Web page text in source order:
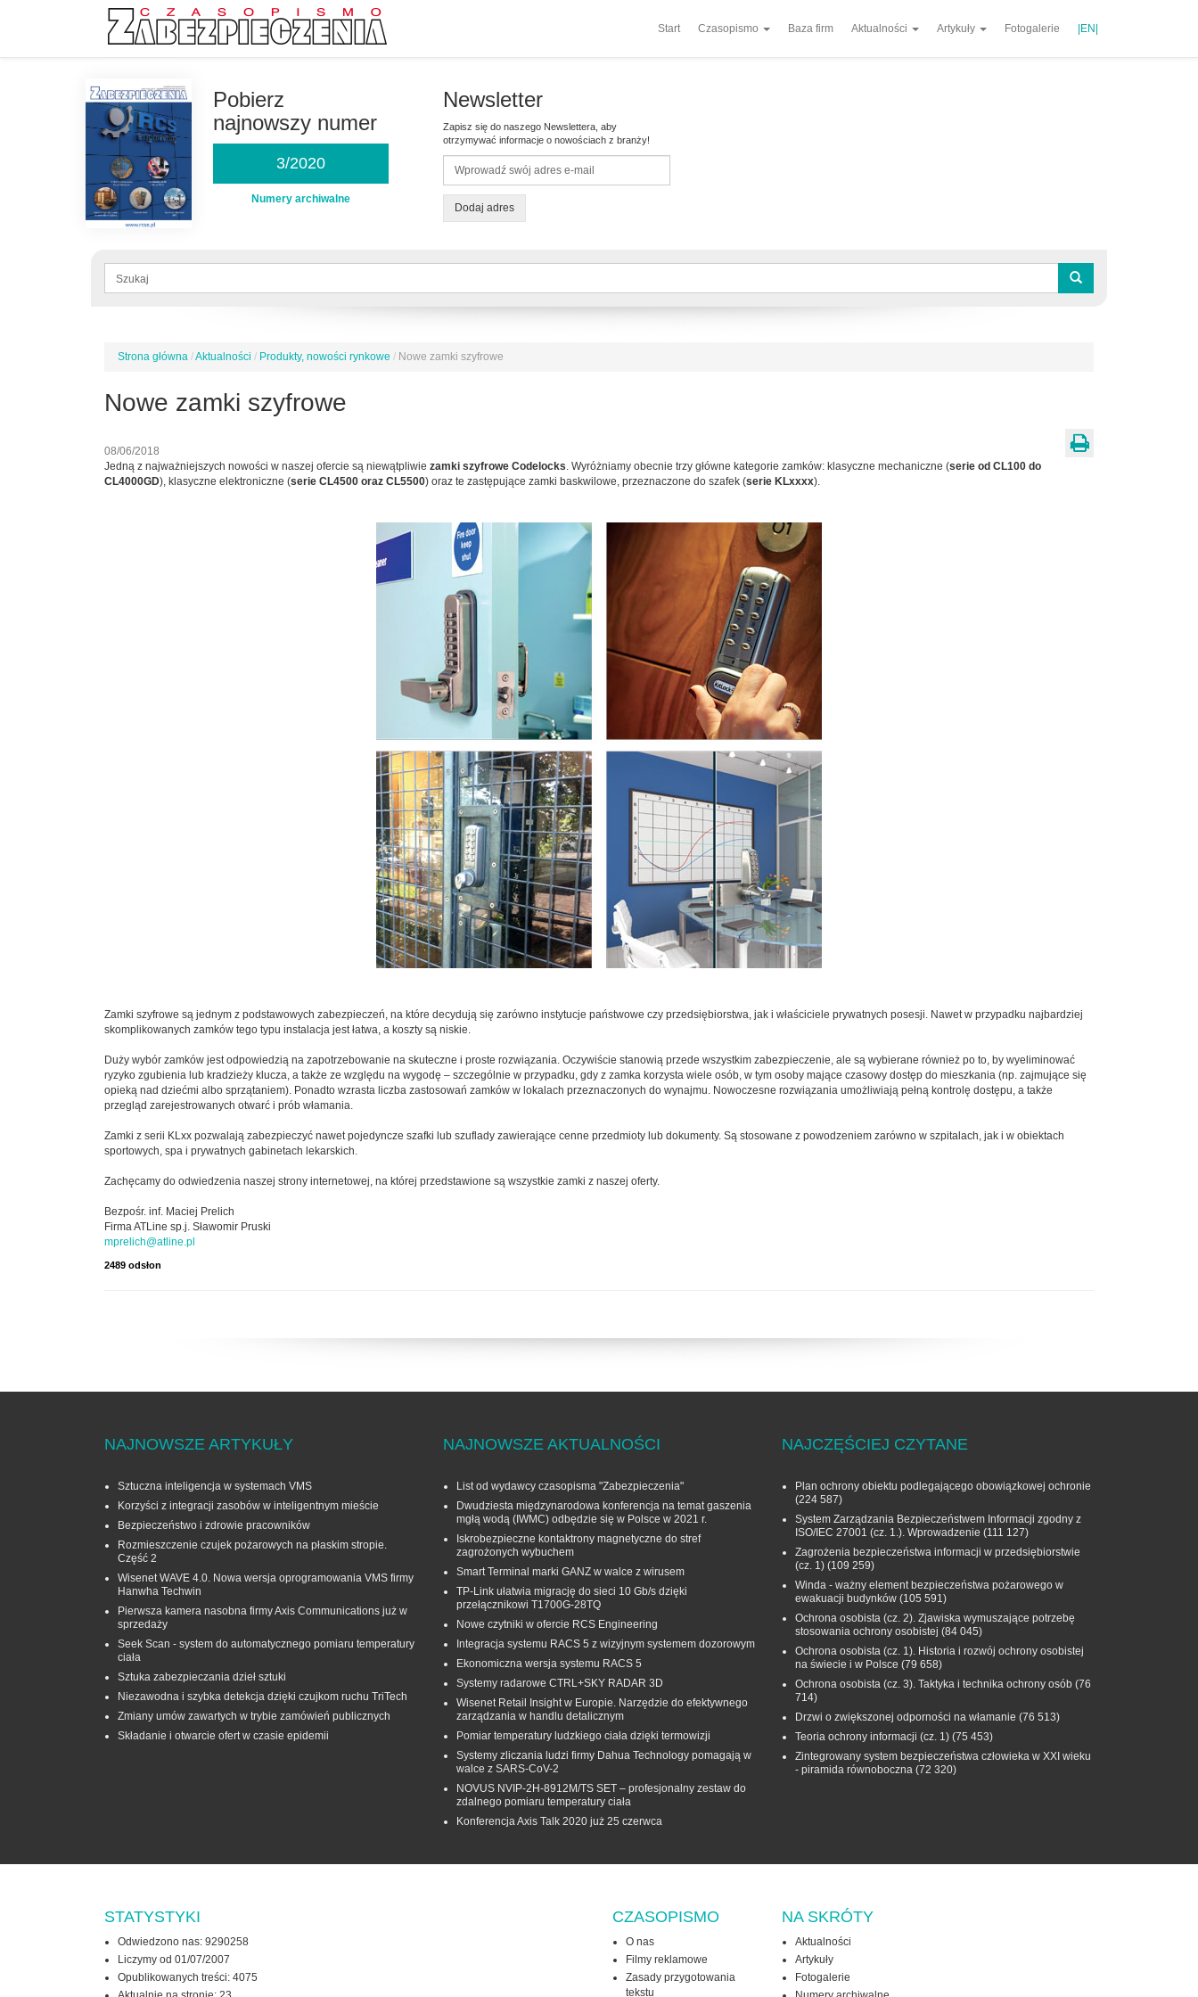
Start Czasopismo Baza firm Aktualności Artykuły Fotogalerie |EN|
Pobierz
najnowszy numer
3/2020
Numery archiwalne
Newsletter
Zapisz się do naszego Newslettera, aby
otrzymywać informacje o nowościach z branży!
Dodaj adres
Formularz
Jesteś
Strona główna /Aktualności / Produkty, nowości rynkowe / Nowe zamki szyfrowe
Nowe zamki szyfrowe
08/06/2018
Jedną z najważniejszych nowości w naszej ofercie są niewątpliwie zamki szyfrowe Codelocks. Wyróżniamy obecnie trzy główne kategorie zamków: klasyczne mechaniczne (serie od CL100 do
CL4000GD), klasyczne elektroniczne (serie CL4500 oraz CL5500) oraz te zastępujące zamki baskwilowe, przeznaczone do szafek (serie KLxxxx).
Zamki szyfrowe są jednym z podstawowych zabezpieczeń, na które decydują się zarówno instytucje państwowe czy przedsiębiorstwa, jak i właściciele prywatnych posesji. Nawet w przypadku najbardziej
skomplikowanych zamków tego typu instalacja jest łatwa, a koszty są niskie.
Duży wybór zamków jest odpowiedzią na zapotrzebowanie na skuteczne i proste rozwiązania. Oczywiście stanowią przede wszystkim zabezpieczenie, ale są wybierane również po to, by wyeliminować
ryzyko zgubienia lub kradzieży klucza, a także ze względu na wygodę – szczególnie w przypadku, gdy z zamka korzysta wiele osób, w tym osoby mające czasowy dostęp do mieszkania (np. zajmujące się
opieką nad dziećmi albo sprzątaniem). Ponadto wzrasta liczba zastosowań zamków w lokalach przeznaczonych do wynajmu. Nowoczesne rozwiązania umożliwiają pełną kontrolę dostępu, a także
przegląd zarejestrowanych otwarć i prób włamania.
Zamki z serii KLxx pozwalają zabezpieczyć nawet pojedyncze szafki lub szuflady zawierające cenne przedmioty lub dokumenty. Są stosowane z powodzeniem zarówno w szpitalach, jak i w obiektach
sportowych, spa i prywatnych gabinetach lekarskich.
Zachęcamy do odwiedzenia naszej strony internetowej, na której przedstawione są wszystkie zamki z naszej oferty.
Bezpośr. inf. Maciej Prelich
Firma ATLine sp.j. Sławomir Pruski
mprelich@atline.pl
2489 odsłon
NAJNOWSZE ARTYKUŁY
Sztuczna inteligencja w systemach VMS
Korzyści z integracji zasobów w inteligentnym mieście
Bezpieczeństwo i zdrowie pracowników
Rozmieszczenie czujek pożarowych na płaskim stropie.
Część 2
Wisenet WAVE 4.0. Nowa wersja oprogramowania VMS firmy
Hanwha Techwin
Pierwsza kamera nasobna firmy Axis Communications już w
sprzedaży
Seek Scan - system do automatycznego pomiaru temperatury
ciała
Sztuka zabezpieczania dzieł sztuki
Niezawodna i szybka detekcja dzięki czujkom ruchu TriTech
Zmiany umów zawartych w trybie zamówień publicznych
Składanie i otwarcie ofert w czasie epidemii
NAJNOWSZE AKTUALNOŚCI
List od wydawcy czasopisma "Zabezpieczenia"
Dwudziesta międzynarodowa konferencja na temat gaszenia
mgłą wodą (IWMC) odbędzie się w Polsce w 2021 r.
Iskrobezpieczne kontaktrony magnetyczne do stref
zagrożonych wybuchem
Smart Terminal marki GANZ w walce z wirusem
TP-Link ułatwia migrację do sieci 10 Gb/s dzięki
przełącznikowi T1700G‑28TQ
Nowe czytniki w ofercie RCS Engineering
Integracja systemu RACS 5 z wizyjnym systemem dozorowym
Ekonomiczna wersja systemu RACS 5
Systemy radarowe CTRL+SKY RADAR 3D
Wisenet Retail Insight w Europie. Narzędzie do efektywnego
zarządzania w handlu detalicznym
Pomiar temperatury ludzkiego ciała dzięki termowizji
Systemy zliczania ludzi firmy Dahua Technology pomagają w
walce z SARS-CoV-2
NOVUS NVIP-2H-8912M/TS SET – profesjonalny zestaw do
zdalnego pomiaru temperatury ciała
Konferencja Axis Talk 2020 już 25 czerwca
NAJCZĘŚCIEJ CZYTANE
Plan ochrony obiektu podlegającego obowiązkowej ochronie
(224 587)
System Zarządzania Bezpieczeństwem Informacji zgodny z
ISO/IEC 27001 (cz. 1.). Wprowadzenie (111 127)
Zagrożenia bezpieczeństwa informacji w przedsiębiorstwie
(cz. 1) (109 259)
Winda - ważny element bezpieczeństwa pożarowego w
ewakuacji budynków (105 591)
Ochrona osobista (cz. 2). Zjawiska wymuszające potrzebę
stosowania ochrony osobistej (84 045)
Ochrona osobista (cz. 1). Historia i rozwój ochrony osobistej
na świecie i w Polsce (79 658)
Ochrona osobista (cz. 3). Taktyka i technika ochrony osób (76
714)
Drzwi o zwiększonej odporności na włamanie (76 513)
Teoria ochrony informacji (cz. 1) (75 453)
Zintegrowany system bezpieczeństwa człowieka w XXI wieku
- piramida równoboczna (72 320)
STATYSTYKI
Odwiedzono nas: 9290258
Liczymy od 01/07/2007
Opublikowanych treści: 4075
CZASOPISMO
O nas
Filmy reklamowe
Zasady przygotowania
tekstu
NA SKRÓTY
Aktualności
Artykuły
Fotogalerie